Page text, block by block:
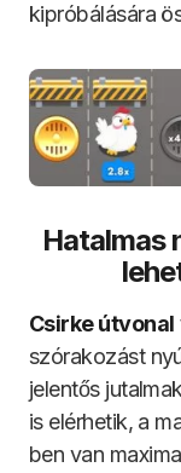
kipróbálására
Hatalmas
Csirke útvonal
szórakozást
jelentős
is elérhetik, a
ben van